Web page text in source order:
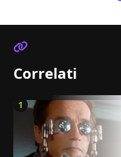
Correlati
1